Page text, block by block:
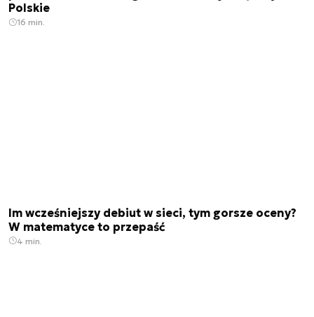
Polskie
16 min.
Im wcześniejszy debiut w sieci, tym gorsze oceny?
W matematyce to przepaść
4 min.